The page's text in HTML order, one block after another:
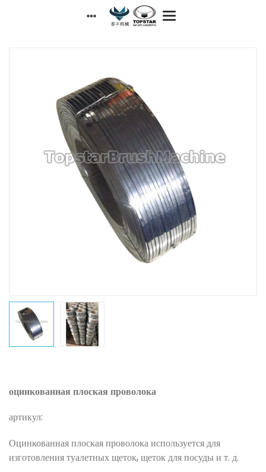
оцинкованная плоская проволока
артикул:
Оцинкованная плоская проволока используется для
изготовления туалетных щеток, щеток для посуды и т. д.